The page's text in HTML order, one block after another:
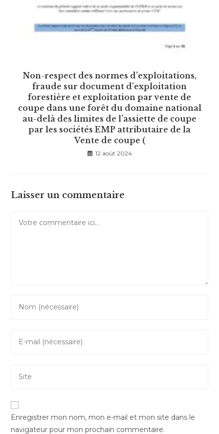
Non-respect des normes d’exploitations,
fraude sur document d’exploitation
forestière et exploitation par vente de
coupe dans une forêt du domaine national
au-delà des limites de l’assiette de coupe
par les sociétés EMP attributaire de la
Vente de coupe (
12 août 2024
Laisser un commentaire
your
comment
your
address
l’URL
votre
site
(facultatif)
Enregistrer mon nom, mon e-mail et mon site dans le
navigateur pour mon prochain commentaire.